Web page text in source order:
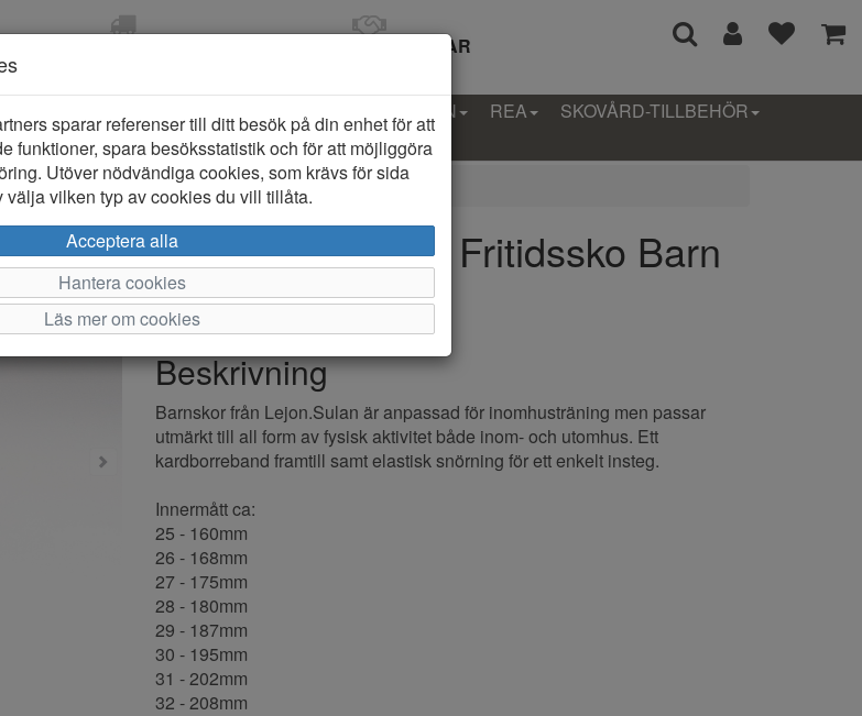
ÖPPET KÖP I 14 DAGAR
PROVKOLLEKTION REA
SKOVÅRD-TILLBEHÖR
Lejon Zen Curve Fritidssko Barn
Varumärke: Lejon
Artikelnummer: 2510545
Beskrivning
Barnskor från Lejon.Sulan är anpassad för inomhusträning men passar
utmärkt till all form av fysisk aktivitet både inom- och utomhus. Ett
kardborreband framtill samt elastisk snörning för ett enkelt insteg.
Innermått ca:
25 - 160mm
26 - 168mm
27 - 175mm
28 - 180mm
29 - 187mm
30 - 195mm
31 - 202mm
32 - 208mm
sparar referenser till ditt besök på din enhet för att
funktioner, spara besöksstatistik och för att möjliggöra
Utöver nödvändiga cookies, som krävs för sida
vilken typ av cookies du vill tillåta.
Acceptera alla
Hantera cookies
Läs mer om cookies